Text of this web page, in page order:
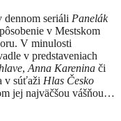
dennom seriáli Panelák
v Mestskom
V minulosti
v predstaveniach
, Anna Karenina či
v súťaži Hlas Česko
jej najväčšou vášňou je